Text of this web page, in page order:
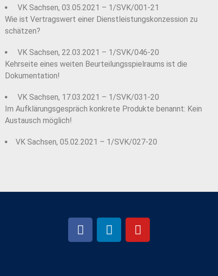
VK Sachsen, 03.05.2021 – 1/SVK/001-21
Wie ist Vertragswert einer Dienstleistungskonzession zu
schätzen?
VK Sachsen, 22.03.2021 – 1/SVK/046-20
Kehrseite eines weiten Beurteilungsspielraums ist die
Dokumentation!
VK Sachsen, 17.03.2021 – 1/SVK/031-20
Im Aufklärungsgespräch konkrete Produkte benannt: Kein
Austausch möglich!
VK Sachsen, 05.02.2021 – 1/SVK/027-20